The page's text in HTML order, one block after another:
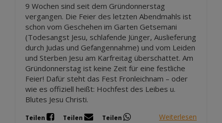
9 Wochen sind seit dem Gründonnerstag
vergangen. Die Feier des letzten Abendmahls ist
schon vom Geschehen im Garten Getsemani
(Todesangst Jesu, schlafende Jünger, Auslieferung
durch Judas und Gefangennahme) und vom Leiden
und Sterben Jesu am Karfreitag überschattet. Am
Gründonnerstag ist keine Zeit für eine festliche
Feier! Dafür steht das Fest Fronleichnam – oder
wie es offiziell heißt: Hochfest des Leibes u.
Blutes Jesu Christi.
Teilen Teilen Teilen Weiterlesen